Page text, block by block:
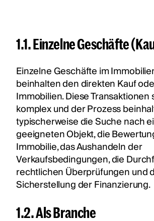
1.1. Einzelne Geschäfte
Einzelne Geschäfte im
beinhalten den direkten Kauf
Immobilien. Diese Transaktionen
komplex und der Prozess
typischerweise die Suche nach
geeigneten Objekt, die
Immobilie, das Aushandeln der
Verkaufsbedingungen, die
rechtlichen Überprüfungen und
Sicherstellung der Finanzierung.
1.2. Als Branche